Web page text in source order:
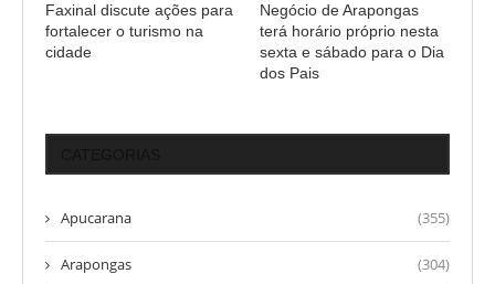
Faxinal discute ações para
fortalecer o turismo na
cidade
Negócio de Arapongas
terá horário próprio nesta
sexta e sábado para o Dia
dos Pais
Apucarana (355)
Arapongas (304)